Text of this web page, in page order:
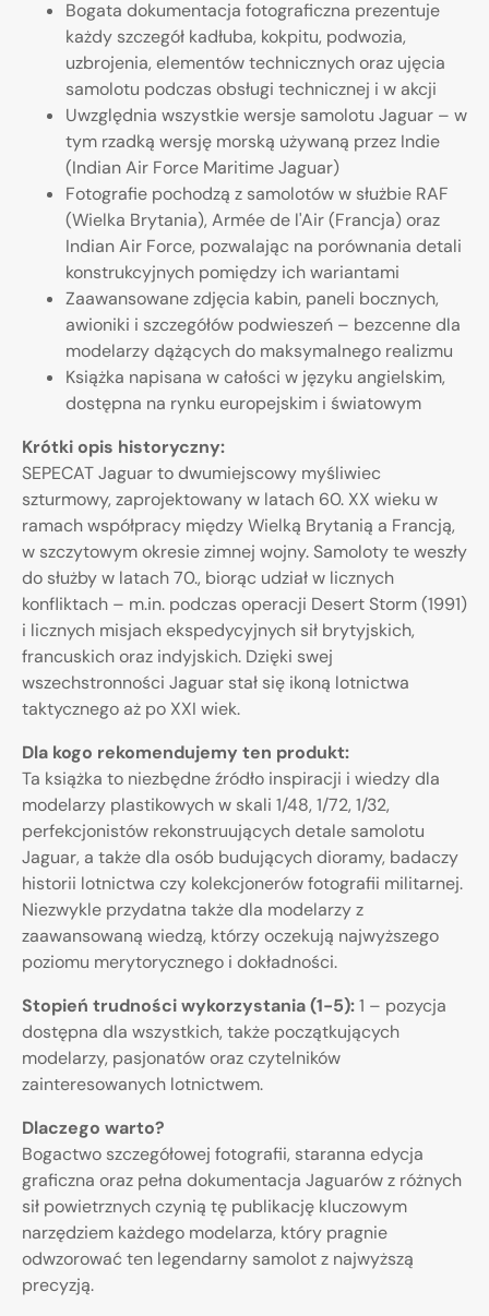
Bogata dokumentacja fotograficzna prezentuje
każdy szczegół kadłuba, kokpitu, podwozia,
uzbrojenia, elementów technicznych oraz ujęcia
samolotu podczas obsługi technicznej i w akcji
Uwzględnia wszystkie wersje samolotu Jaguar – w
tym rzadką wersję morską używaną przez Indie
(Indian Air Force Maritime Jaguar)
Fotografie pochodzą z samolotów w służbie RAF
(Wielka Brytania), Armée de l'Air (Francja) oraz
Indian Air Force, pozwalając na porównania detali
konstrukcyjnych pomiędzy ich wariantami
Zaawansowane zdjęcia kabin, paneli bocznych,
awioniki i szczegółów podwieszeń – bezcenne dla
modelarzy dążących do maksymalnego realizmu
Książka napisana w całości w języku angielskim,
dostępna na rynku europejskim i światowym
Krótki opis historyczny:
SEPECAT Jaguar to dwumiejscowy myśliwiec
szturmowy, zaprojektowany w latach 60. XX wieku w
ramach współpracy między Wielką Brytanią a Francją,
w szczytowym okresie zimnej wojny. Samoloty te weszły
do służby w latach 70., biorąc udział w licznych
konfliktach – m.in. podczas operacji Desert Storm (1991)
i licznych misjach ekspedycyjnych sił brytyjskich,
francuskich oraz indyjskich. Dzięki swej
wszechstronności Jaguar stał się ikoną lotnictwa
taktycznego aż po XXI wiek.
Dla kogo rekomendujemy ten produkt:
Ta książka to niezbędne źródło inspiracji i wiedzy dla
modelarzy plastikowych w skali 1/48, 1/72, 1/32,
perfekcjonistów rekonstruujących detale samolotu
Jaguar, a także dla osób budujących dioramy, badaczy
historii lotnictwa czy kolekcjonerów fotografii militarnej.
Niezwykle przydatna także dla modelarzy z
zaawansowaną wiedzą, którzy oczekują najwyższego
poziomu merytorycznego i dokładności.
Stopień trudności wykorzystania (1-5):1 – pozycja
dostępna dla wszystkich, także początkujących
modelarzy, pasjonatów oraz czytelników
zainteresowanych lotnictwem.
Dlaczego warto?
Bogactwo szczegółowej fotografii, staranna edycja
graficzna oraz pełna dokumentacja Jaguarów z różnych
sił powietrznych czynią tę publikację kluczowym
narzędziem każdego modelarza, który pragnie
odwzorować ten legendarny samolot z najwyższą
precyzją.